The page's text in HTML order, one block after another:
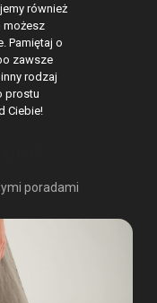
również
możesz
Pamiętaj o
zawsze
rodzaj
prostu
Ciebie!
poradami